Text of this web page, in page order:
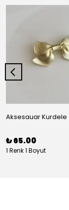
₺ 65.00
1 Renk 1 Boyut